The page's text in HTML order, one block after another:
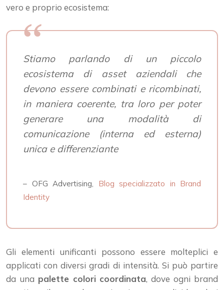
vero e proprio ecosistema:
Stiamo parlando di un piccolo
ecosistema di asset aziendali che
devono essere combinati e ricombinati,
in maniera coerente, tra loro per poter
generare una modalità di
comunicazione (interna ed esterna)
unica e differenziante
– OFG Advertising, Blog specializzato in Brand
Identity
Gli elementi unificanti possono essere molteplici e
applicati con diversi gradi di intensità. Si può partire
da una palette colori coordinata, dove ogni brand